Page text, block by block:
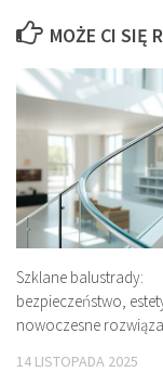
MOŻE CI SIĘ
Szklane balustrady:
bezpieczeństwo,
nowoczesne
14 LISTOPADA 2025